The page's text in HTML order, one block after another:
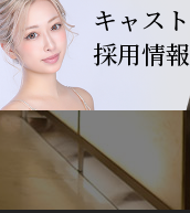
キャスト
採用情報